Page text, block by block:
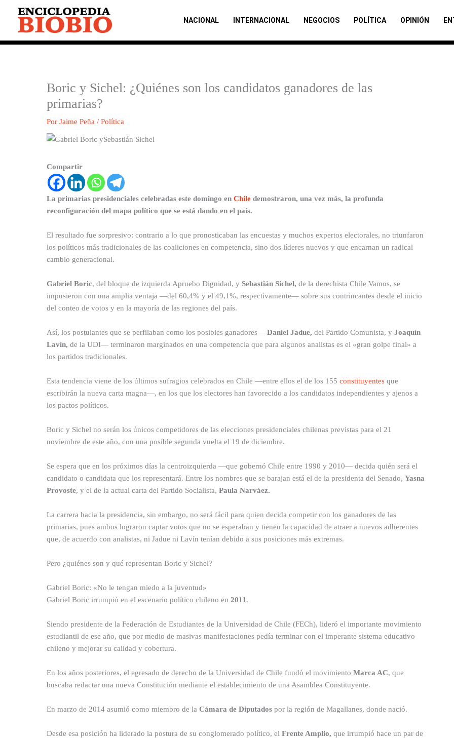
contenido
NACIONAL INTERNACIONAL NEGOCIOS POLÍTICA OPINIÓN
Boric y Sichel: ¿Quiénes son los candidatos ganadores de las
primarias?
Por Jaime Peña / Política
Compartir
La primarias presidenciales celebradas este domingo en Chile demostraron, una vez más, la profunda
reconfiguración del mapa político que se está dando en el país.
El resultado fue sorpresivo: contrario a lo que pronosticaban las encuestas y muchos expertos electorales, no triunfaron
los políticos más tradicionales de las coaliciones en competencia, sino dos líderes nuevos y que encarnan un radical
cambio generacional.
Gabriel Boric, del bloque de izquierda Apruebo Dignidad, y Sebastián Sichel, de la derechista Chile Vamos, se
impusieron con una amplia ventaja —del 60,4% y el 49,1%, respectivamente— sobre sus contrincantes desde el inicio
del conteo de votos y en la mayoría de las regiones del país.
Así, los postulantes que se perfilaban como los posibles ganadores —Daniel Jadue, del Partido Comunista, y Joaquín
Lavín, de la UDI— terminaron marginados en una competencia que para algunos analistas es el «gran golpe final» a
los partidos tradicionales.
Esta tendencia viene de los últimos sufragios celebrados en Chile —entre ellos el de los 155 constituyentes que
escribirán la nueva carta magna—, en los que los electores han favorecido a los candidatos independientes y ajenos a
los pactos políticos.
Boric y Sichel no serán los únicos competidores de las elecciones presidenciales chilenas previstas para el 21
noviembre de este año, con una posible segunda vuelta el 19 de diciembre.
Se espera que en los próximos días la centroizquierda —que gobernó Chile entre 1990 y 2010— decida quién será el
candidato o candidata que los representará. Entre los nombres que se barajan está el de la presidenta del Senado, Yasna
Provoste, y el de la actual carta del Partido Socialista, Paula Narváez.
La carrera hacia la presidencia, sin embargo, no será fácil para quien decida competir con los ganadores de las
primarias, pues ambos lograron captar votos que no se esperaban y tienen la capacidad de atraer a nuevos adherentes
que, de acuerdo con analistas, ni Jadue ni Lavín tenían debido a sus posiciones más extremas.
Pero ¿quiénes son y qué representan Boric y Sichel?
Gabriel Boric: «No le tengan miedo a la juventud»
Gabriel Boric irrumpió en el escenario político chileno en 2011 .
Siendo presidente de la Federación de Estudiantes de la Universidad de Chile (FECh), lideró el importante movimiento
estudiantil de ese año, que por medio de masivas manifestaciones pedía terminar con el imperante sistema educativo
chileno y mejorar su calidad y cobertura.
En los años posteriores, el egresado de derecho de la Universidad de Chile fundó el movimiento Marca AC, que
buscaba redactar una nueva Constitución mediante el establecimiento de una Asamblea Constituyente.
En marzo de 2014 asumió como miembro de la Cámara de Diputados por la región de Magallanes, donde nació.
Desde esa posición ha liderado la postura de su conglomerado político, el Frente Amplio, que irrumpió hace un par de